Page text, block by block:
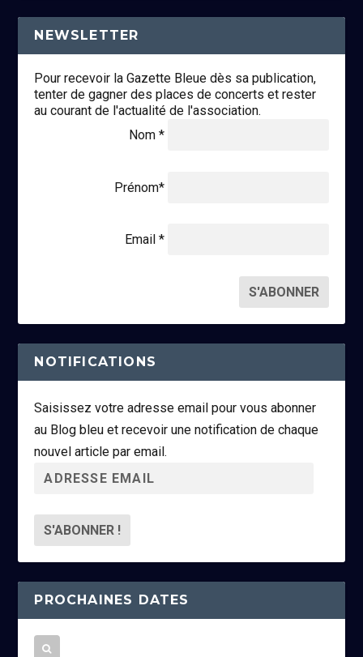
NEWSLETTER
Pour recevoir la Gazette Bleue dès sa publication,
tenter de gagner des places de concerts et rester
au courant de l'actualité de l'association.
Nom *
Prénom*
Email *
NOTIFICATIONS
Saisissez votre adresse email pour vous abonner
au Blog bleu et recevoir une notification de chaque
nouvel article par email.
r
s
s
e
m
PROCHAINES DATES